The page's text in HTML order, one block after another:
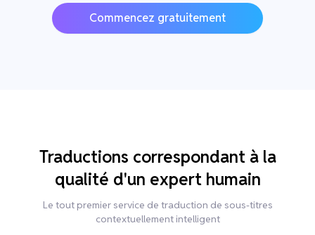
Commencez gratuitement
Traductions correspondant à la
qualité d'un expert humain
Le tout premier service de traduction de sous-titres
contextuellement intelligent